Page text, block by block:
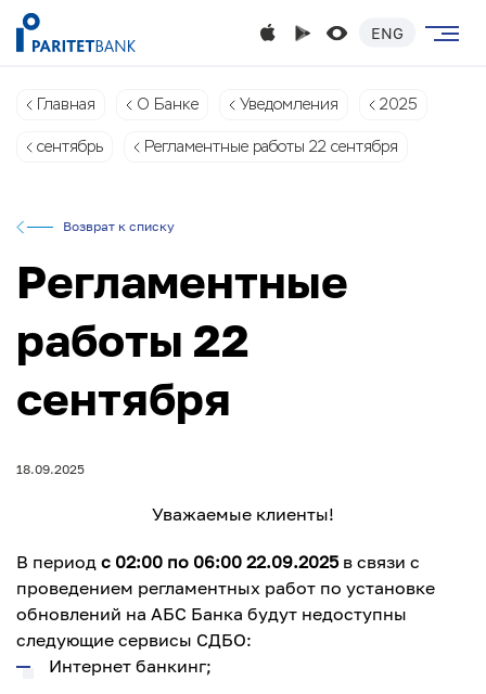
ENG
Главная О Банке Уведомления 2025
сентябрь Регламентные работы 22 сентября
Возврат к списку
Регламентные
работы 22
сентября
18.09.2025
Уважаемые клиенты!
В период с 02:00 по 06:00 22.09.2025в связи с
проведением регламентных работ по установке
обновлений на АБС Банка будут недоступны
следующие сервисы СДБО:
Интернет банкинг;